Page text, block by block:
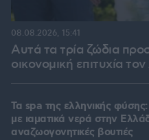
Αυτά τα τρία ζώδια
οικονομική επιτυχία
08.08.2026, 15:41
Τα spa της ελληνικής
με ιαματικά νερά στην
αναζωογονητικές βουτιές